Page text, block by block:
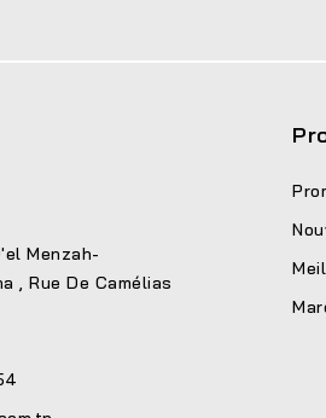
Menzah-
, Rue De Camélias